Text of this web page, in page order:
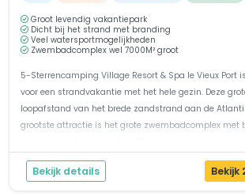
Groot levendig vakantiepark
Dicht bij het strand met branding
Veel watersportmogelijkheden
Zwembadcomplex wel 7000M² groot
5-Sterrencamping Village Resort & Spa le Vieux Port
voor een strandvakantie met het hele gezin. Deze
loopafstand van het brede zandstrand aan de
grootste attractie is het grote zwembadcomplex met
Bekijk details Bekijk